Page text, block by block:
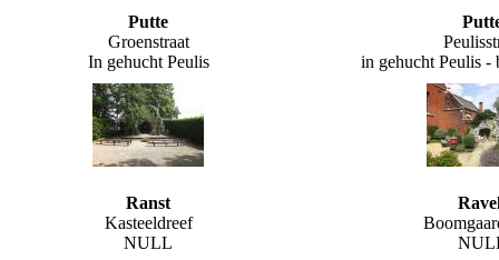
Putte
Groenstraat
In gehucht Peulis
in gehucht Peulis -
Ranst
Kasteeldreef
NULL